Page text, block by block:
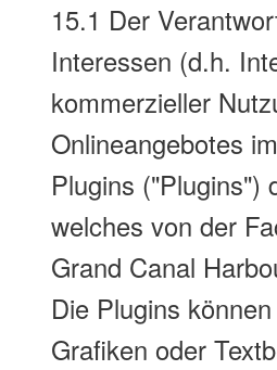
15.1 Der
Interessen (d.h.
kommerzieller
Onlineangebotes
Plugins ("Plugins")
welches von der
Grand Canal
Die Plugins
Grafiken oder